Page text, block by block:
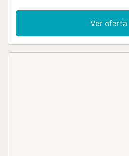
Ver oferta